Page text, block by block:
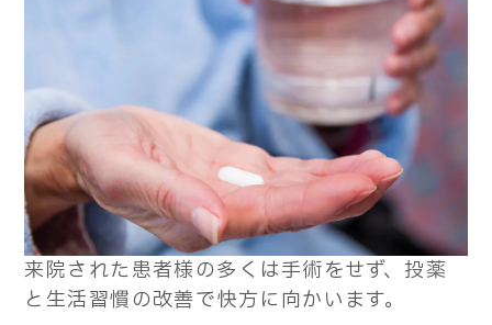
来院された患者様の多くは手術をせず、投薬
と生活習慣の改善で快方に向かいます。